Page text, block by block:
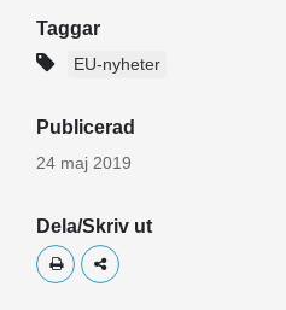
Taggar
EU-nyheter
Publicerad
24 maj 2019
Dela/Skriv ut
Skriv utDela